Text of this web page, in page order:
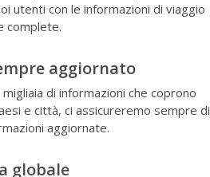
utenti con le informazioni di viaggio
complete.
aggiornato
di informazioni che coprono
e città, ci assicureremo sempre di
aggiornate.
globale